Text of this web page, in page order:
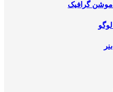
موشن گرافیک